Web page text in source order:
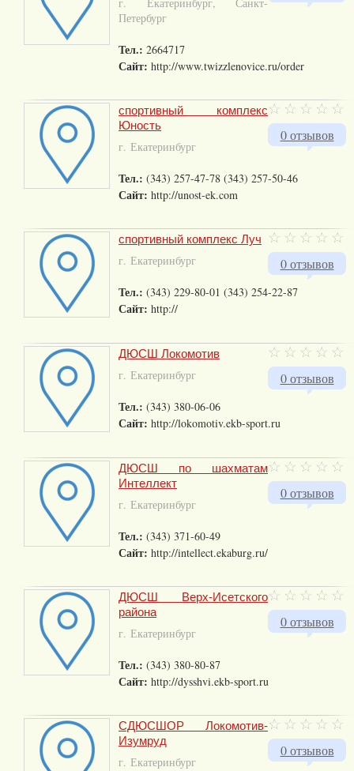
Петербург
Тел.: 2664717
Сайт: http://www.twizzlenovice.ru/order
0 отзывов
спортивный комплекс
Юность
г. Екатеринбург
Тел.: (343) 257-47-78 (343) 257-50-46
Сайт: http://unost-ek.com
0 отзывов
спортивный комплекс Луч
г. Екатеринбург
Тел.: (343) 229-80-01 (343) 254-22-87
Сайт: http://
0 отзывов
ДЮСШ Локомотив
г. Екатеринбург
Тел.: (343) 380-06-06
Сайт: http://lokomotiv.ekb-sport.ru
0 отзывов
ДЮСШ по шахматам
Интеллект
г. Екатеринбург
Тел.: (343) 371-60-49
Сайт: http://intellect.ekaburg.ru/
0 отзывов
ДЮСШ Верх-Исетского
района
г. Екатеринбург
Тел.: (343) 380-80-87
Сайт: http://dysshvi.ekb-sport.ru
0 отзывов
СДЮСШОР Локомотив-
Изумруд
г. Екатеринбург